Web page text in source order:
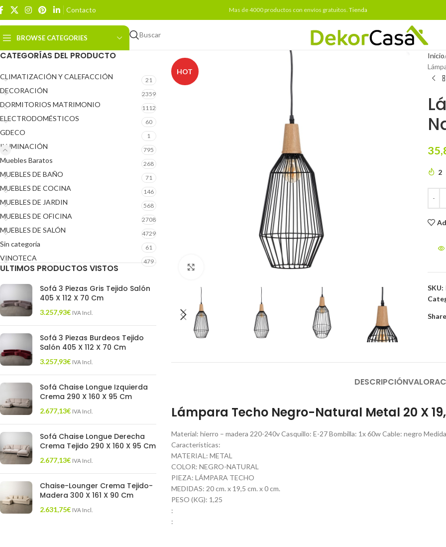
Contacto Mas de 4000 productos con envíos gratuitos. Tienda
BROWSE CATEGORIES Buscar
CATEGORÍAS DEL PRODUCTO
CLIMATIZACIÓN Y CALEFACCIÓN 21
DECORACIÓN 2359
DORMITORIOS MATRIMONIO 1112
ELECTRODOMÉSTICOS 60
GDECO 1
ILUMINACIÓN 795
Muebles Baratos 268
MUEBLES DE BAÑO 71
MUEBLES DE COCINA 146
MUEBLES DE JARDIN 568
MUEBLES DE OFICINA 2708
MUEBLES DE SALÓN 4729
Sin categoría 61
VINOTECA 479
ULTIMOS PRODUCTOS VISTOS
Sofá 3 Piezas Gris Tejido Salón
405 X 112 X 70 Cm
3.257,93€ IVA Incl.
Sofá 3 Piezas Burdeos Tejido
Salón 405 X 112 X 70 Cm
3.257,93€ IVA Incl.
Sofá Chaise Longue Izquierda
Crema 290 X 160 X 95 Cm
2.677,13€ IVA Incl.
Sofá Chaise Longue Derecha
Crema Tejido 290 X 160 X 95 Cm
2.677,13€ IVA Incl.
Chaise-Lounger Crema Tejido-
Madera 300 X 161 X 90 Cm
2.631,75€ IVA Incl.
HOT
Inicio
2
SKU:
DESCRIPCIÓN
Lámpara Techo Negro-Natural Metal 20 X
Material: hierro – madera 220-240v Casquillo: E-27 Bombilla: 1x 60w Cable: negro
Características:
MATERIAL: METAL
COLOR: NEGRO-NATURAL
PIEZA: LÁMPARA TECHO
MEDIDAS: 20 cm. x 19,5 cm. x 0 cm.
PESO (KG): 1,25
:
: